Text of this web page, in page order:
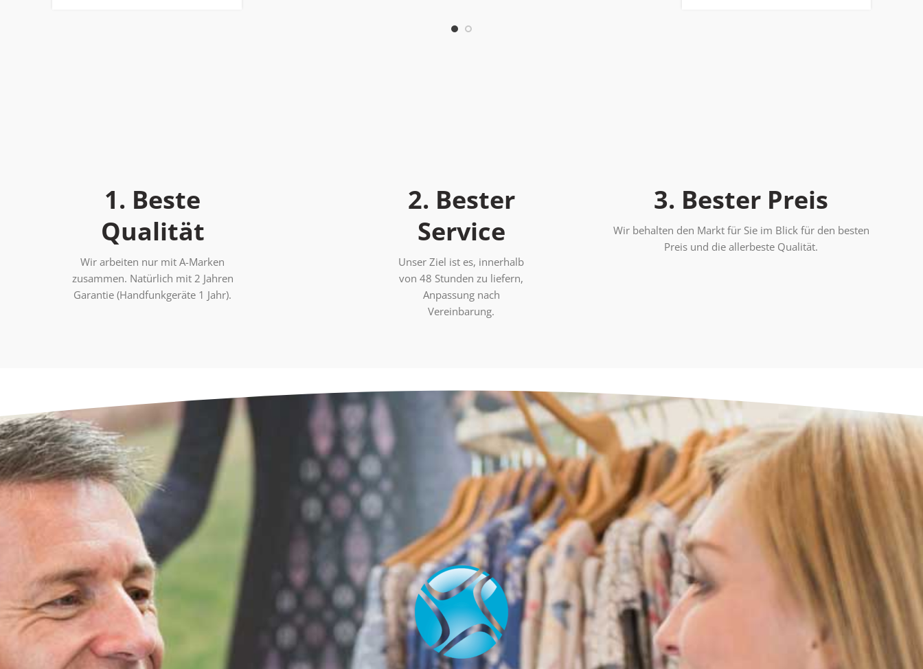
1. Beste
Qualität
Wir arbeiten nur mit A-Marken
zusammen. Natürlich mit 2 Jahren
Garantie (Handfunkgeräte 1 Jahr).
2. Bester
Service
Unser Ziel ist es, innerhalb
von 48 Stunden zu liefern,
Anpassung nach
Vereinbarung.
3. Bester Preis
Wir behalten den Markt für Sie im Blick für den besten
Preis und die allerbeste Qualität.